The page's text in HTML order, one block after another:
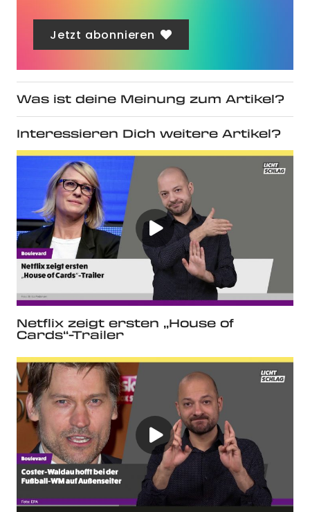
Jetzt abonnieren
Was ist deine Meinung zum Artikel?
Interessieren Dich weitere Artikel?
Netflix zeigt ersten „House of
Cards“-Trailer